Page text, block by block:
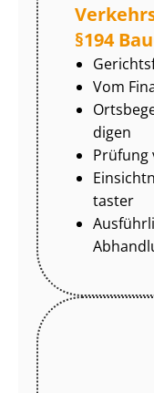
§194
Vom
di­gen
Prüfung
tas­ter